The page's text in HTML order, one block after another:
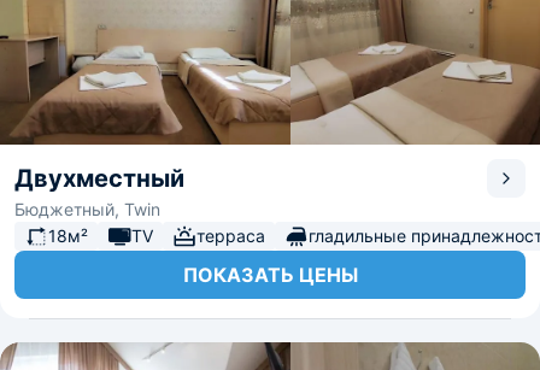
Двухместный
Бюджетный, Twin
18м²
TV терраса гладильные
ПОКАЗАТЬ ЦЕНЫ